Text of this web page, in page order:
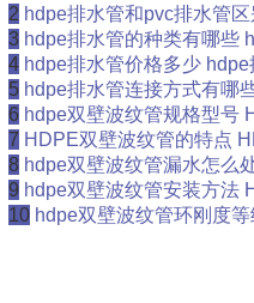
2 hdpe排水管和pvc排水管
3 hdpe排水管的种类有哪些
4 hdpe排水管价格多少
5 hdpe排水管连接方式有哪
6 hdpe双壁波纹管规格型号
7 HDPE双壁波纹管的特点
8 hdpe双壁波纹管漏水怎么
9 hdpe双壁波纹管安装方法
10 hdpe双壁波纹管环刚度